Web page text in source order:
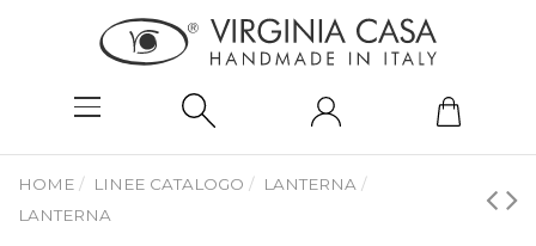
HOME LINEE CATALOGO
LANTERNA
LANTERNA